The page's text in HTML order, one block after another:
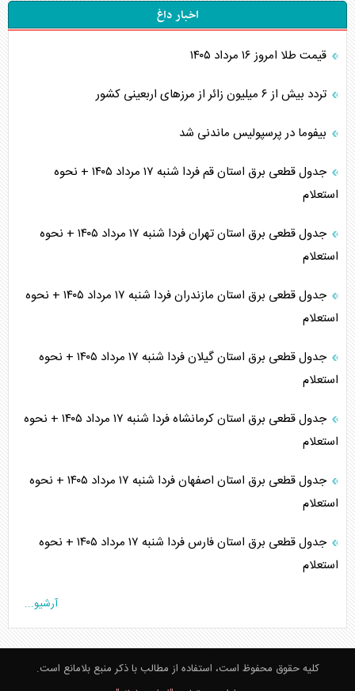
اخبار داغ
قیمت طلا امروز ۱۶ مرداد ۱۴۰۵
تردد بیش از ۶ میلیون زائر از مرزهای اربعینی کشور
بیفوما در پرسپولیس ماندنی شد
جدول قطعی برق استان قم فردا شنبه ۱۷ مرداد ۱۴۰۵ + نحوه
استعلام
جدول قطعی برق استان تهران فردا شنبه ۱۷ مرداد ۱۴۰۵ + نحوه
استعلام
جدول قطعی برق استان مازندران فردا شنبه ۱۷ مرداد ۱۴۰۵ + نحوه
استعلام
جدول قطعی برق استان گیلان فردا شنبه ۱۷ مرداد ۱۴۰۵ + نحوه
استعلام
جدول قطعی برق استان کرمانشاه فردا شنبه ۱۷ مرداد ۱۴۰۵ + نحوه
استعلام
جدول قطعی برق استان اصفهان فردا شنبه ۱۷ مرداد ۱۴۰۵ + نحوه
استعلام
جدول قطعی برق استان فارس فردا شنبه ۱۷ مرداد ۱۴۰۵ + نحوه
استعلام
آرشیو...
کلیه حقوق محفوظ است، استفاده از مطالب با ذکر منبع بلامانع است.